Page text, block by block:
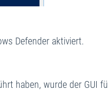
Defender aktiviert.
haben, wurde der GUI